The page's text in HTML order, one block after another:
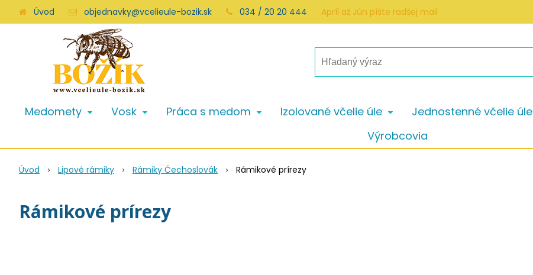
Úvod objednavky@vcelieule-bozik.sk 034 / 20 20 444 Apríl až Jún píšte radšej mail
Medomety Vosk Práca s medom Izolované včelie úle Jednostenné včelie úle
Výrobcovia
Úvod Lipové rámiky Rámiky Čechoslovák Rámikové prírezy
Rámikové prírezy